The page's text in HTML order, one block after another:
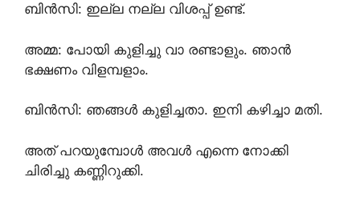
ബിൻസി: ഇല്ല നല്ല വിശപ്പ്‌ ഉണ്ട്.
അമ്മ: പോയി കുളിച്ചു വാ രണ്ടാളും. ഞാൻ
ഭക്ഷണം വിളമ്പളാം.
ബിൻസി: ഞങ്ങൾ കുളിച്ചതാ. ഇനി കഴിച്ചാ മതി.
അത് പറയുമ്പോൾ അവൾ എന്നെ നോക്കി
ചിരിച്ചു കണ്ണിറുക്കി.